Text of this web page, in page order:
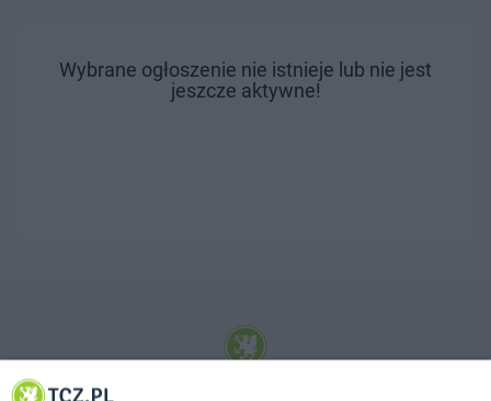
Wybrane ogłoszenie nie istnieje lub nie jest
jeszcze aktywne!
© 2001-2026 Tczew - TCZ.PL Sp. z o.o. Internetowy Serwis Informacyjny Miasta